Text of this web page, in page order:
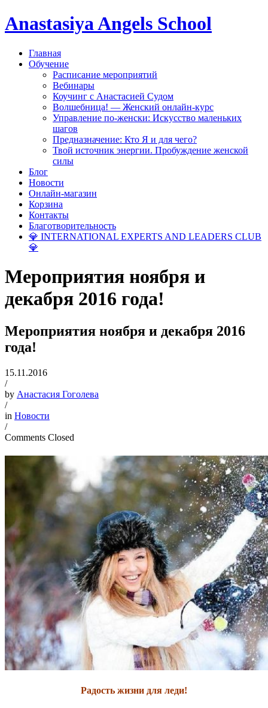
Anastasiya Angels School
Главная
Обучение
Расписание мероприятий
Вебинары
Коучинг с Анастасией Судом
Волшебница! — Женский онлайн-курс
Управление по-женски: Искусство маленьких
шагов
Предназначение: Кто Я и для чего?
Твой источник энергии. Пробуждение женской
силы
Блог
Новости
Онлайн-магазин
Корзина
Контакты
Благотворительность
💎 INTERNATIONAL EXPERTS AND LEADERS CLUB
💎
Мероприятия ноября и
декабря 2016 года!
Мероприятия ноября и декабря 2016
года!
15.11.2016
/
by Анастасия Гоголева
/
in Новости
/
Comments Closed
Радость жизни для леди!